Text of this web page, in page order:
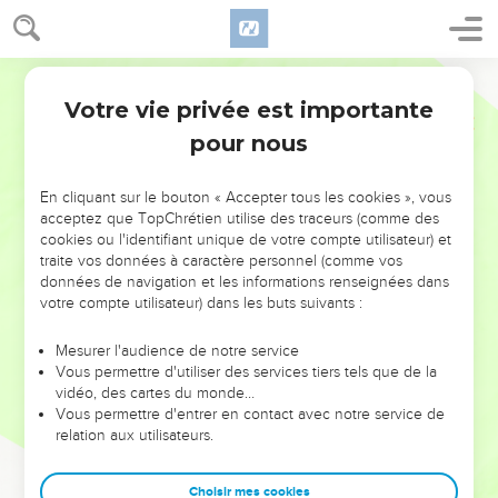
NE MANQUEZ PAS L’ÉVÉNEMENT
DE L’ANNÉE !
ET SI LEURS ERREURS POUVAIENT VOUS ÉVITER LES
VOTRES ?
leur foi ou leur vision. Mais on voit moins les doutes, les erreurs
et les saisons difficiles qu'ils ont traversés, alors même que ce
sont elles qui les ont façonnés.
Dans cette conférence, leaders, entrepreneurs, et responsables
clés pour avancer avec plus de sagesse afin que leurs erreurs
Votre vie privée est importante
pour nous
En cliquant sur le bouton « Accepter tous les cookies », vous
acceptez que TopChrétien utilise des traceurs (comme des
cookies ou l'identifiant unique de votre compte utilisateur) et
traite vos données à caractère personnel (comme vos
données de navigation et les informations renseignées dans
votre compte utilisateur) dans les buts suivants :
Mesurer l'audience de notre service
Vous permettre d'utiliser des services tiers tels que de la
vidéo, des cartes du monde…
Vous permettre d'entrer en contact avec notre service de
relation aux utilisateurs.
Choisir mes cookies